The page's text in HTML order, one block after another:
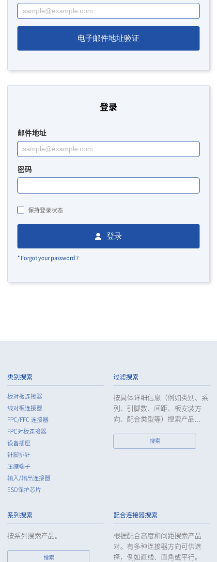
电子邮件地址验证
登录
邮件地址
密码
保持登录状态
登录
* Forgot your password ?
类别搜索
板对板连接器
线对板连接器
FPC/FFC 连接器
FPC对板连接器
设备插座
针脚排针
压缩端子
输入/输出连接器
ESD保护芯片
过滤搜索
按具体详细信息（例如类别、系
列、引脚数、间距、板安装方
向、配合类型等）搜索产品...
搜索
系列搜索
按系列搜索产品。
搜索
配合连接器搜索
根据配合高度和间距搜索产品
对。有多种连接器方向可供选
择，例如直线、直角或平行。